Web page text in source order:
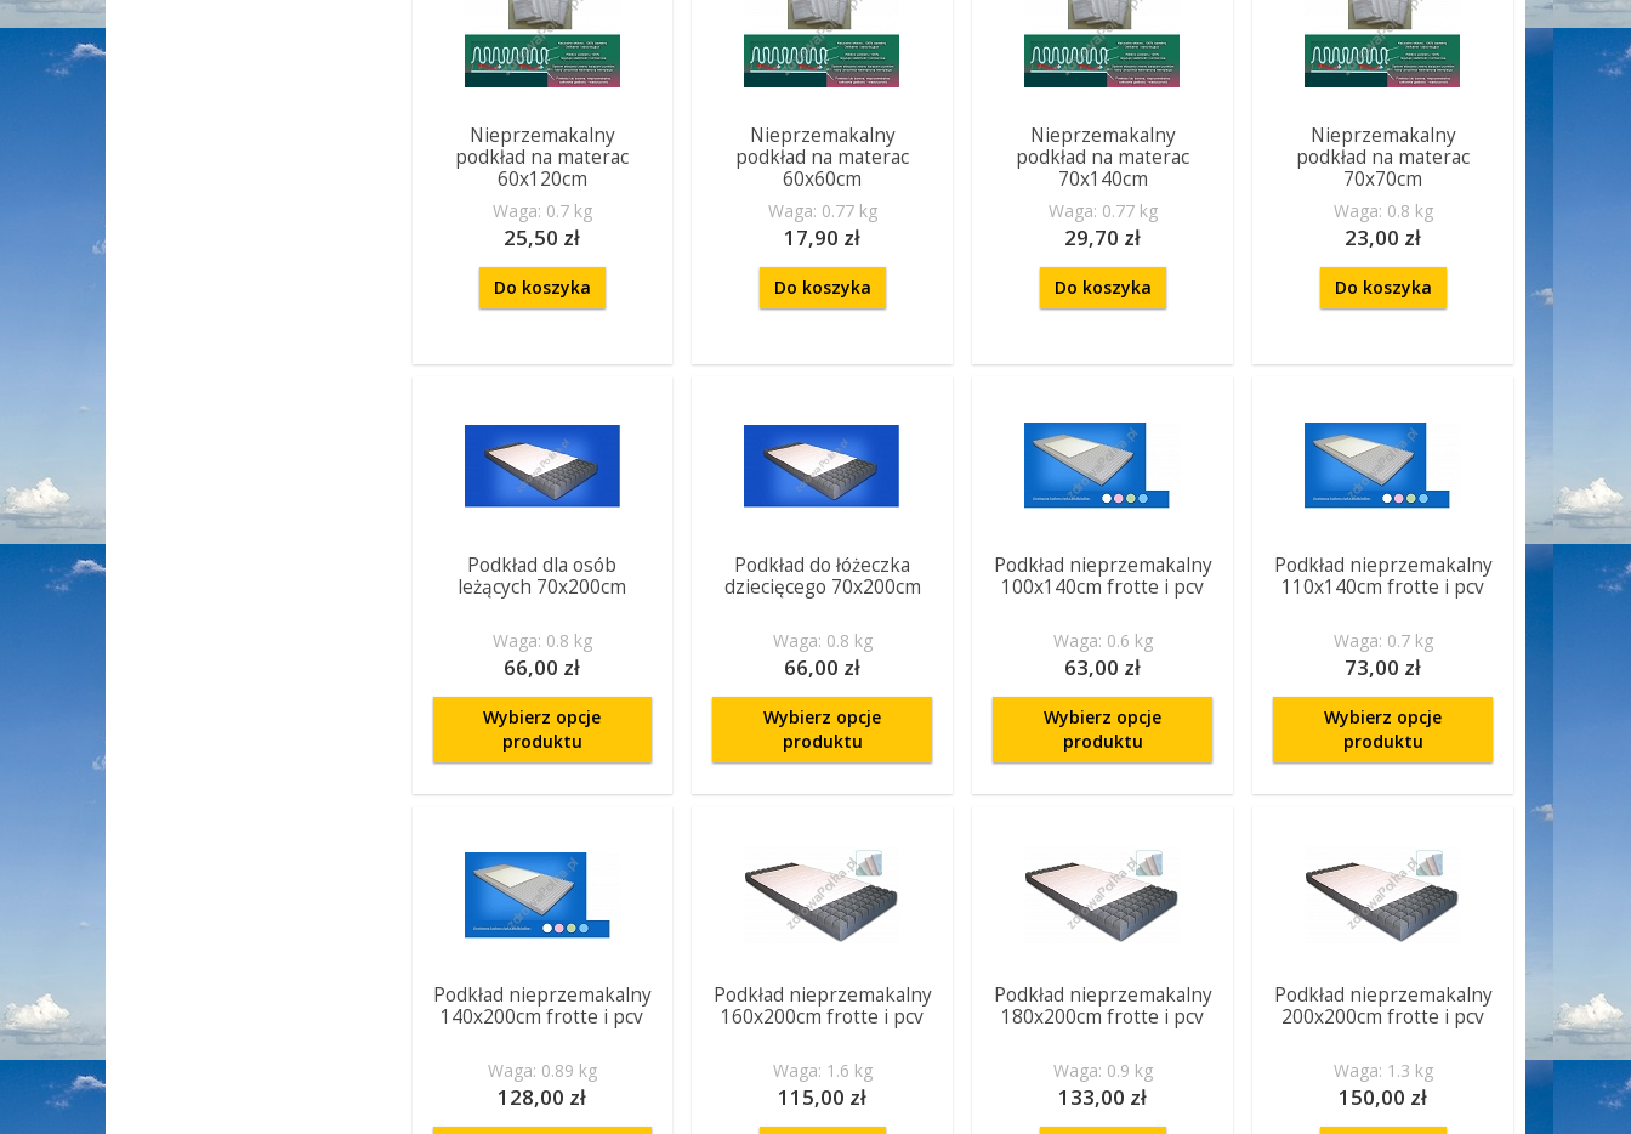
Nieprzemakalny
podkład na materac
60x120cm
Waga: 0.7 kg
25,50 zł
Do koszyka
Nieprzemakalny
podkład na materac
60x60cm
Waga: 0.77 kg
17,90 zł
Do koszyka
Nieprzemakalny
podkład na materac
70x140cm
Waga: 0.77 kg
29,70 zł
Do koszyka
Nieprzemakalny
podkład na materac
70x70cm
Waga: 0.8 kg
23,00 zł
Do koszyka
Podkład dla osób
leżących 70x200cm
Waga: 0.8 kg
66,00 zł
Wybierz opcje
produktu
Podkład do łóżeczka
dziecięcego 70x200cm
Waga: 0.8 kg
66,00 zł
Wybierz opcje
produktu
Podkład nieprzemakalny
100x140cm frotte i pcv
Waga: 0.6 kg
63,00 zł
Wybierz opcje
produktu
Podkład nieprzemakalny
110x140cm frotte i pcv
Waga: 0.7 kg
73,00 zł
Wybierz opcje
produktu
Podkład nieprzemakalny
140x200cm frotte i pcv
Waga: 0.89 kg
128,00 zł
Podkład nieprzemakalny
160x200cm frotte i pcv
Waga: 1.6 kg
115,00 zł
Podkład nieprzemakalny
180x200cm frotte i pcv
Waga: 0.9 kg
133,00 zł
Podkład nieprzemakalny
200x200cm frotte i pcv
Waga: 1.3 kg
150,00 zł